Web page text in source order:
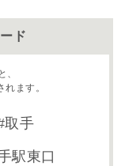
ド
、
ます。
取手
駅東口